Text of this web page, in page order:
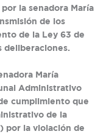
la senadora María
de los
de la Ley 63 de
deliberaciones.
María
Administrativo
cumplimiento que
de la
por la violación de